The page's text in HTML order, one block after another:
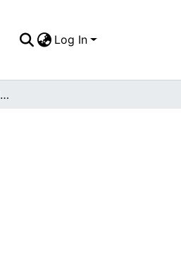
Log In
Primer concurso de baile en pareja, pareja 3